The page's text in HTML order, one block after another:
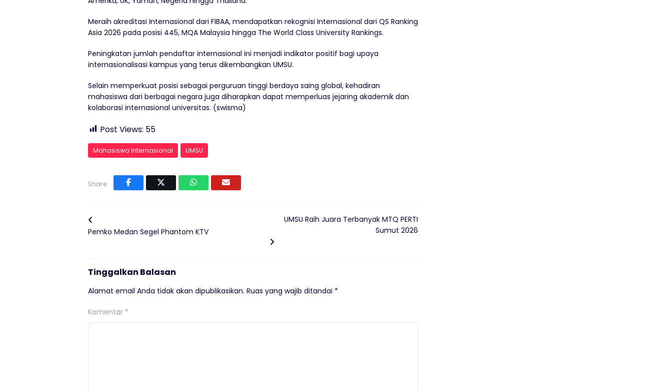
Meraih akreditasi Internasional dari FIBAA, mendapatkan rekognisi Internasional dari QS Ranking
Asia 2026 pada posisi 445, MQA Malaysia hingga The World Class University Rankings.
Peningkatan jumlah pendaftar internasional ini menjadi indikator positif bagi upaya
internasionalisasi kampus yang terus dikembangkan UMSU.
Selain memperkuat posisi sebagai perguruan tinggi berdaya saing global, kehadiran
mahasiswa dari berbagai negara juga diharapkan dapat memperluas jejaring akademik dan
kolaborasi internasional universitas. (swisma)
Post Views: 55
Mahasiswa Internasional UMSU
Share:
Pemko Medan Segel Phantom KTV
UMSU Raih Juara Terbanyak MTQ PERTI
Sumut 2026
Tinggalkan Balasan
Alamat email Anda tidak akan dipublikasikan. Ruas yang wajib ditandai *
Komentar *